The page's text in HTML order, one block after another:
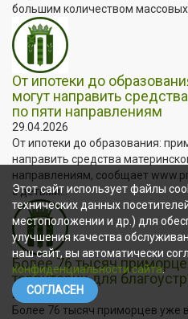
большим количеством массовых...
От ипотеки до
могут направить
по пяти направлениям
29.04.2026
От ипотеки до образования:
направить средства
направлениям, сообщает
с детьми...
Более 76 тысяч
территории для
29.04.2026
Более 76 тысяч приморцев уже
Этот сайт использует файлы
технических данных
местоположении и др.) для
улучшения качества
наш сайт, вы автоматически
конфиденциальности сайта.
СОГЛАСЕН